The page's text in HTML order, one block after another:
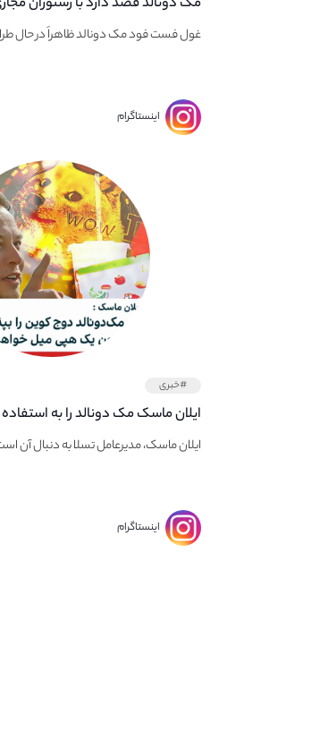
شود
غول فست فود مک دونالد ظاهراً در حال
اینستاگرام
#خبری
ایلان ماسک مک دونالد را به
تشویق می کند
ایلان ماسک، مدیرعامل تسلا به دنبال آن
اینستاگرام